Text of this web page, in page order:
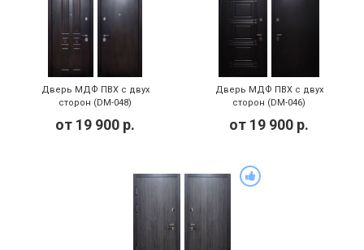
Дверь МДФ ПВХ с двух
сторон (DM-048)
от 19 900 р.
Дверь МДФ ПВХ с двух
сторон (DM-046)
от 19 900 р.